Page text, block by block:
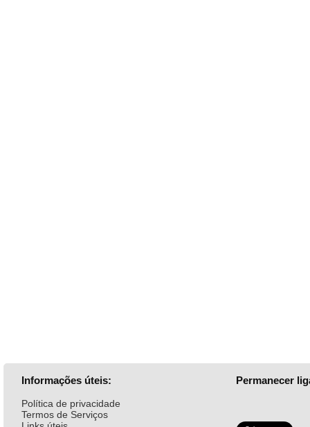
Informações úteis:
Política de privacidade
Termos de Serviços
Permanecer